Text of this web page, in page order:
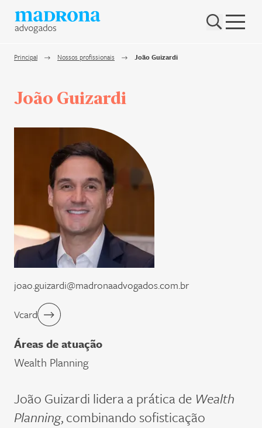
Nenhum resultado encontrado
Hub Madrona
Newsletter
Principal Nossos profissionais João Guizardi
João Guizardi
joao.guizardi@madronaadvogados.com.br
Vcard
Áreas de atuação
Wealth Planning
João Guizardi lidera a prática de Wealth
Planning, combinando sofisticação